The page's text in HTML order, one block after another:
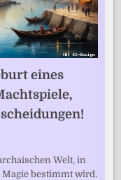
eines
Welt, in
bestimmt wird.